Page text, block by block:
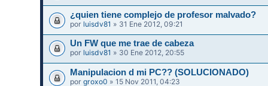
¿quien tiene complejo de profesor malvado?
por luisdv81 » 31 Ene 2012, 09:21
Un FW que me trae de cabeza
por luisdv81 » 30 Ene 2012, 20:55
Manipulacion d mi PC?? (SOLUCIONADO)
porgroxo0 » 15 Nov 2011, 04:23